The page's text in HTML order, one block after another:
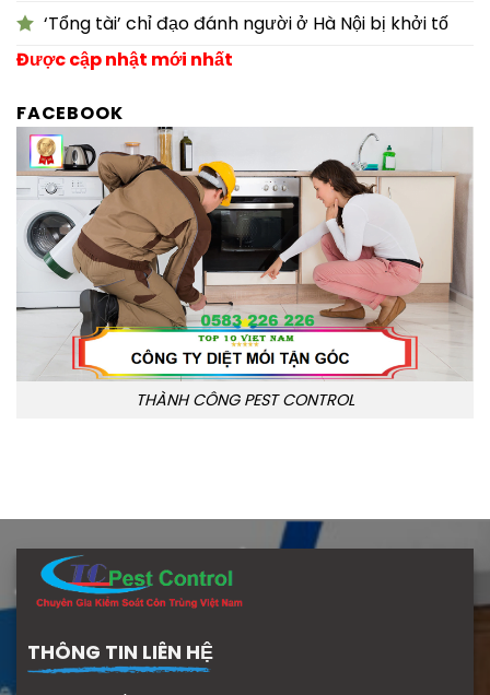
‘Tổng tài’ chỉ đạo đánh người ở Hà Nội bị khởi tố
Được cập nhật mới nhất
FACEBOOK
THÀNH CÔNG PEST CONTROL
THÔNG TIN LIÊN HỆ